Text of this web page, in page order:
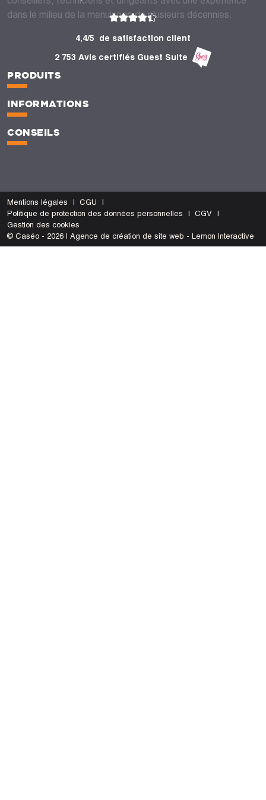
dans le milieu de la menuiserie de plusieurs décennies.
4,4/5
de satisfaction client
2 753 Avis certifiés Guest Suite
PRODUITS
INFORMATIONS
CONSEILS
Mentions légales
CGU
Politique de protection des données personnelles
CGV
Gestion des cookies
© Caséo - 2026 | Agence de création de site web - Lemon Interactive